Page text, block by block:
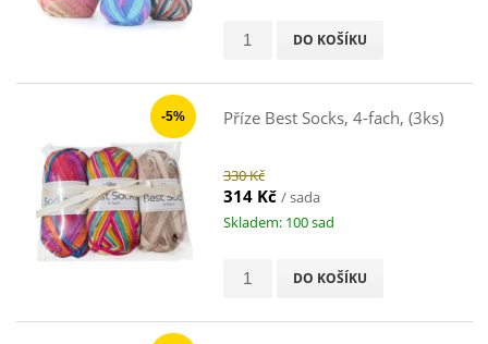
DO KOŠÍKU
-5% Příze Best Socks, 4-fach, (3ks)
330 Kč
314 Kč / sada
Skladem: 100 sad
DO KOŠÍKU